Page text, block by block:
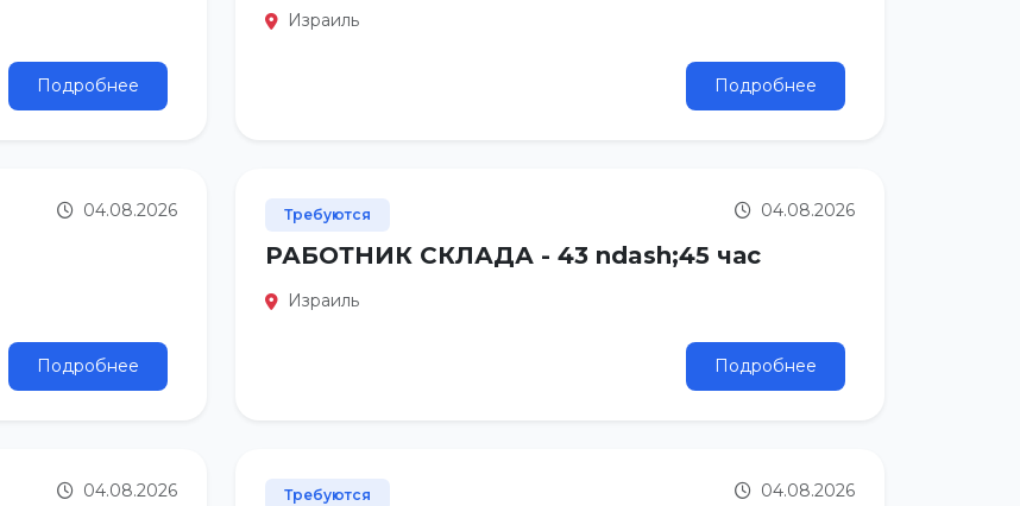
Подробнее
Израиль
Подробнее
04.08.2026
Подробнее
Требуются 04.08.2026
РАБОТНИК СКЛАДА - 43 ndash;45 час
Израиль
Подробнее
04.08.2026 Требуются 04.08.2026